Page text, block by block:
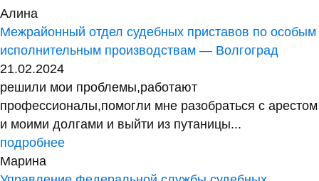
Алина
Межрайонный отдел судебных приставов по особым
исполнительным производствам — Волгоград
21.02.2024
решили мои проблемы,работают
профессионалы,помогли мне разобраться с арестом
и моими долгами и выйти из путаницы...
подробнее
Марина